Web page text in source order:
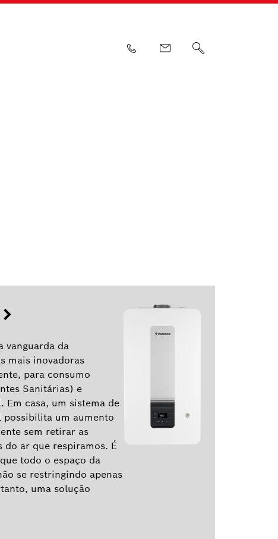
vanguarda da
mais inovadoras
para consumo
Sanitárias) e
Em casa, um sistema de
possibilita um aumento
sem retirar as
do ar que respiramos. É
todo o espaço da
se restringindo apenas
uma solução